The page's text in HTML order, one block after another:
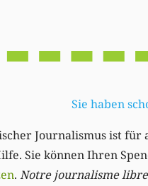
Sie haben
Journalismus ist für
Sie können Ihren
. Notre journalisme libre